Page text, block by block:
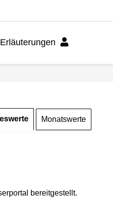
Erläuterungen
Monatswerte
bereitgestellt.